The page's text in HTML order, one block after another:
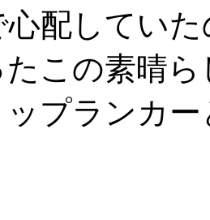
心配してい
この素晴
プランカ